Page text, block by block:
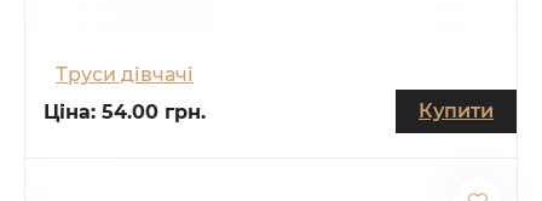
Труси дівчачі
Ціна: 54.00 грн. Купити